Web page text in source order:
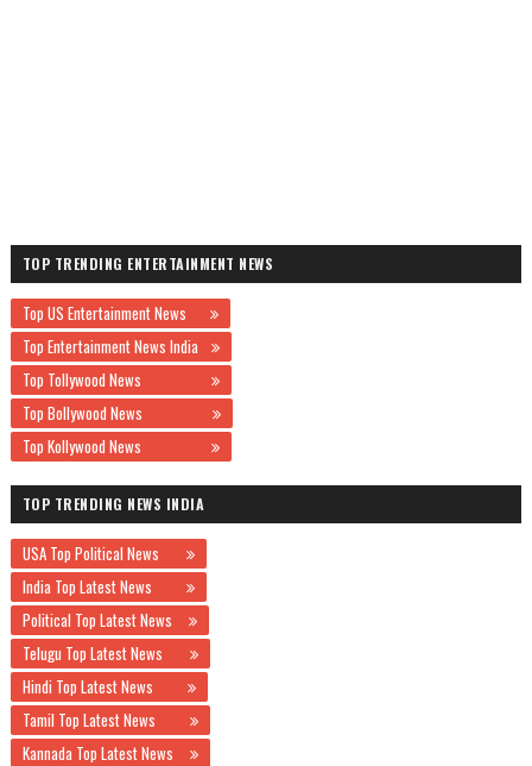
TOP TRENDING ENTERTAINMENT NEWS
Top US Entertainment News
Top Entertainment News India
Top Tollywood News
Top Bollywood News
Top Kollywood News
TOP TRENDING NEWS INDIA
USA Top Political News
India Top Latest News
Political Top Latest News
Telugu Top Latest News
Hindi Top Latest News
Tamil Top Latest News
Kannada Top Latest News